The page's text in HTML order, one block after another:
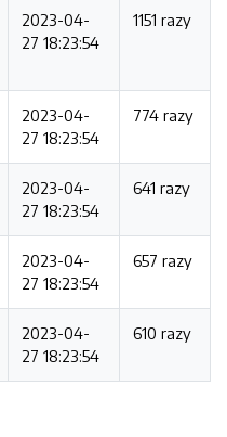
2023-04-
27 18:23:54
1151 razy
2023-04-
27 18:23:54
774 razy
2023-04-
27 18:23:54
641 razy
2023-04-
27 18:23:54
657 razy
2023-04-
27 18:23:54
610 razy